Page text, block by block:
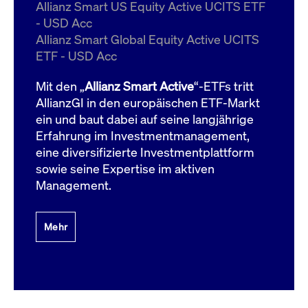
Allianz Smart US Equity Active UCITS ETF
- USD Acc
Allianz Smart Global Equity Active UCITS
ETF - USD Acc
Mit den „Allianz Smart Active“-ETFs tritt
AllianzGI in den europäischen ETF-Markt
ein und baut dabei auf seine langjährige
Erfahrung im Investmentmanagement,
eine diversifizierte Investmentplattform
sowie seine Expertise im aktiven
Management.
Mehr
ApplicationGatewayAffinityCORS
boerse.com
Domain
bis